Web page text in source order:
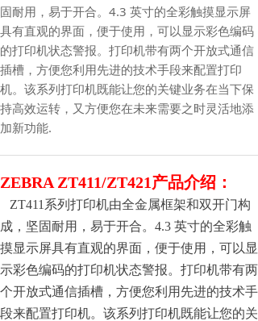
ZEBRA ZT411/ZT421产品介绍：
ZT411系列打印机由全金属框架和双开门构
成，坚固耐用，易于开合。4.3 英寸的全彩触
摸显示屏具有直观的界面，便于使用，可以显
示彩色编码的打印机状态警报。打印机带有两
个开放式通信插槽，方便您利用先进的技术手
段来配置打印机。该系列打印机既能让您的关
固耐用，易于开合。4.3 英寸的全彩触摸显示屏
具有直观的界面，便于使用，可以显示彩色编码
的打印机状态警报。打印机带有两个开放式通信
插槽，方便您利用先进的技术手段来配置打印
机。该系列打印机既能让您的关键业务在当下保
持高效运转，又方便您在未来需要之时灵活地添
加新功能.